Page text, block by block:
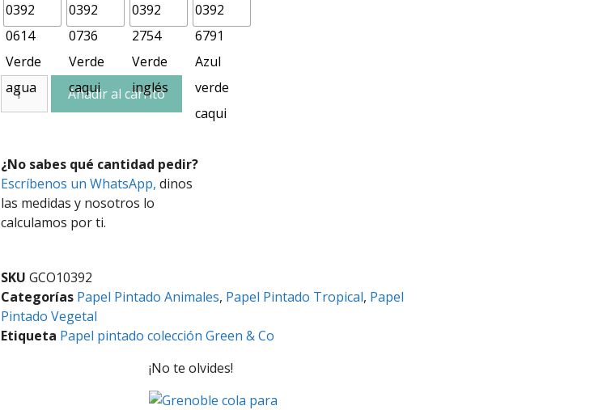
Añadir al carrito
¿No sabes qué cantidad pedir?
Escríbenos un WhatsApp, dinos
las medidas y nosotros lo
calculamos por ti.
SKU GCO10392
Categorías Papel Pintado Animales, Papel Pintado Tropical, Papel
Pintado Vegetal
Etiqueta Papel pintado colección Green & Co
¡No te olvides!